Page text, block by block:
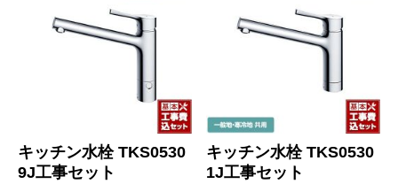
キッチン水栓 TKS0530
9J工事セット
キッチン水栓 TKS0530
1J工事セット